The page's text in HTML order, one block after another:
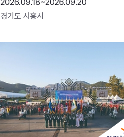
2026.09.18~2026.09.20
경기도 시흥시